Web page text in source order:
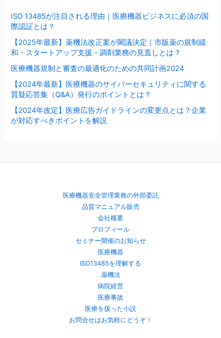
ISO 13485が注目される理由｜医療機器ビジネスに必須の国
際認証とは？
【2025年最新】薬機法改正案が閣議決定｜市販薬の規制緩
和・スタートアップ支援・調剤業務の見直しとは？
医療機器規制と審査の最適化のための共同計画2024
【2024年最新】医療機器のサイバーセキュリティに関する
質疑応答集（Q&A）発行のポイントとは？
【2024年改定】医療広告ガイドラインの変更点とは？企業
が対応すべきポイントを解説
医療機器安全管理業務の外部委託
品質マニュアル販売
会社概要
プロフィール
セミナー開催のお知らせ
医療機器
ISO13485を理解する
薬機法
病院経営
医療事故
医療を扱った小説
お問合せはお気軽にどうぞ！